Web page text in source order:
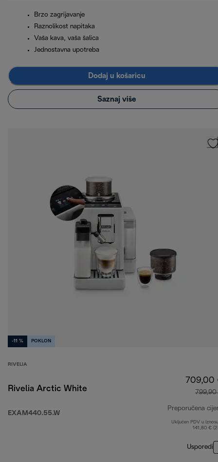
Brzo zagrijavanje
Raznolikost napitaka
Vaša kava, vaša šalica
Jednostavna upotreba
Dodaj u košaricu
Saznaj više
-11 % POKLON
RIVELIA
Rivelia Arctic White
EXAM440.55.W
709,00
Preporučena
Uključen PDV u
141,80 €
Usporedi